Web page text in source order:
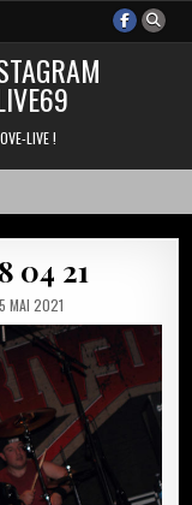
LIVE !
04 21
MAI 2021